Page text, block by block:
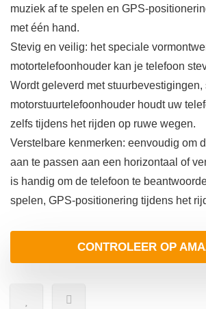
muziek af te spelen en GPS-
met één hand.
Stevig en veilig: het speciale
motortelefoonhouder kan je telefoon
Wordt geleverd met
motorstuurtelefoonhouder houdt uw
zelfs tijdens het rijden op ruwe wegen.
Verstelbare kenmerken: eenvoudig om
aan te passen aan een horizontaal of
is handig om de telefoon te
spelen, GPS-positionering tijdens het
CONTROLEER OP